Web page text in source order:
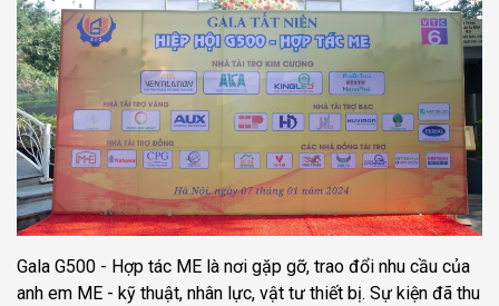
Gala G500 - Hợp tác ME là nơi gặp gỡ, trao đổi nhu cầu của
anh em ME - kỹ thuật, nhân lực, vật tư thiết bị. Sự kiện đã thu